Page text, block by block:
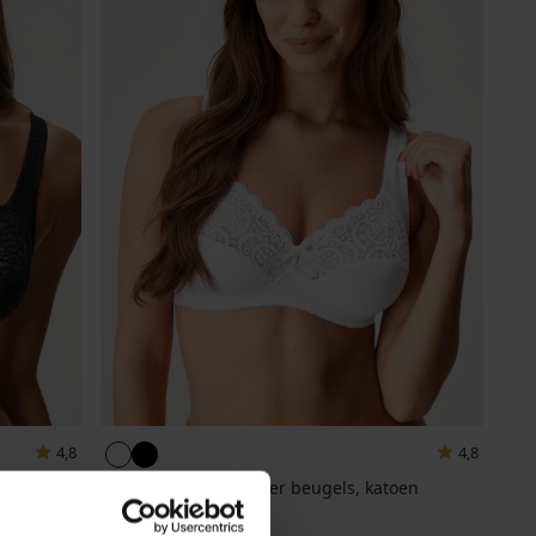
4,8 4,8
Beha Georgina zonder beugels, katoen
20,99 €